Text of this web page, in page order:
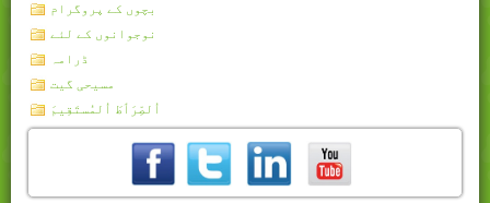
بچوں کے پروگرام
نوجوانوں کے لئے
ڈرامہ
مسیحی گیت
اُلصِّرَٲطَ اُلمُستَقِيمَ